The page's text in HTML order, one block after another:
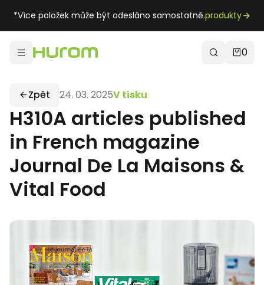
*Více položek může být odesláno samostatně.produkty
0
Zpět 24. 03. 2025V tisku
H310A articles published
in French magazine
Journal De La Maisons &
Vital Food